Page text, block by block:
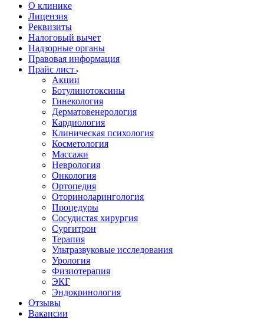
О клинике
Лицензия
Реквизиты
Налоговый вычет
Надзорные органы
Правовая информация
Прайс лист
Акции
Ботулинотоксины
Гинекология
Дерматовенерология
Кардиология
Клиническая психология
Косметология
Массажи
Неврология
Онкология
Ортопедия
Оториноларингология
Процедуры
Сосудистая хирургия
Сургитрон
Терапия
Ультразвуковые исследования
Урология
Физиотерапия
ЭКГ
Эндокринология
Отзывы
Вакансии